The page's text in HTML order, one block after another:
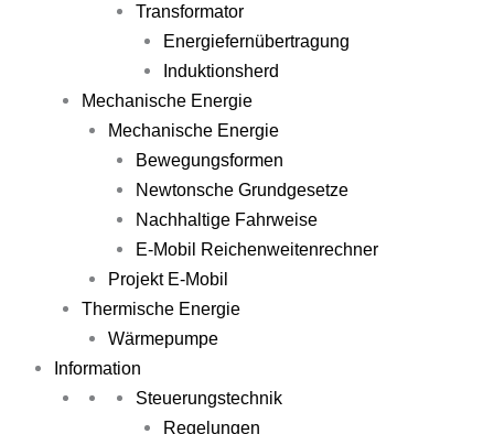
Transformator
Energiefernübertragung
Induktionsherd
Mechanische Energie
Mechanische Energie
Bewegungsformen
Newtonsche Grundgesetze
Nachhaltige Fahrweise
E-Mobil Reichenweitenrechner
Projekt E-Mobil
Thermische Energie
Wärmepumpe
Information
Steuerungstechnik
Regelungen